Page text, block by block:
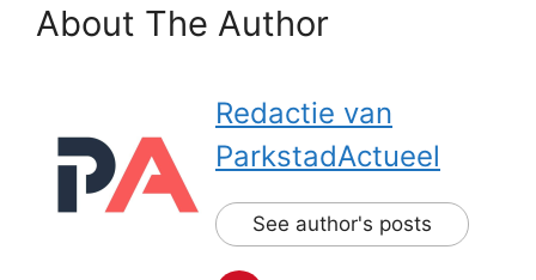
About The Author
Redactie van
ParkstadActueel
See author's posts